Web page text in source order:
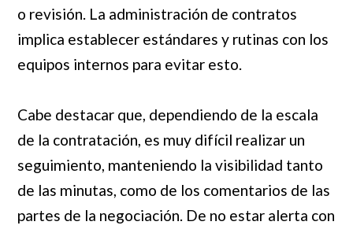
o revisión. La administración de contratos
implica establecer estándares y rutinas con los
equipos internos para evitar esto.
Cabe destacar que, dependiendo de la escala
de la contratación, es muy difícil realizar un
seguimiento, manteniendo la visibilidad tanto
de las minutas, como de los comentarios de las
partes de la negociación. De no estar alerta con